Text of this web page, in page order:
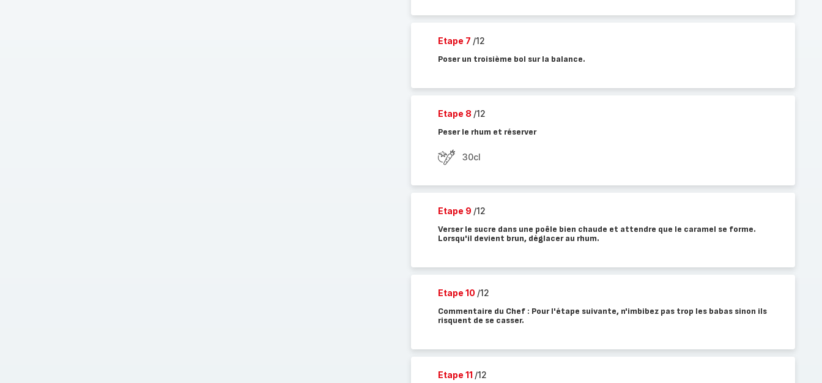
Etape 7 /12
Poser un troisième bol sur la balance.
Etape 8 /12
Peser le rhum et réserver
30cl
Etape 9 /12
Verser le sucre dans une poêle bien chaude et attendre que le caramel se forme.
Lorsqu'il devient brun, déglacer au rhum.
Etape 10 /12
Commentaire du Chef : Pour l'étape suivante, n'imbibez pas trop les babas sinon ils
risquent de se casser.
Etape 11 /12